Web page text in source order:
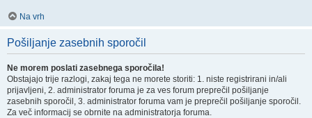
Na vrh
Pošiljanje zasebnih sporočil
Ne morem poslati zasebnega sporočila!
Obstajajo trije razlogi, zakaj tega ne morete storiti: 1. niste registrirani in/ali
prijavljeni, 2. administrator foruma je za ves forum preprečil pošiljanje
zasebnih sporočil, 3. administrator foruma vam je preprečil pošiljanje sporočil.
Za več informacij se obrnite na administratorja foruma.